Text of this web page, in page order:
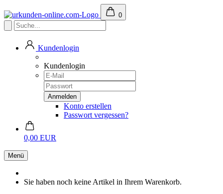
0
Kundenlogin
Kundenlogin
Konto erstellen
Passwort vergessen?
0,00 EUR
Menü
Sie haben noch keine Artikel in Ihrem Warenkorb.